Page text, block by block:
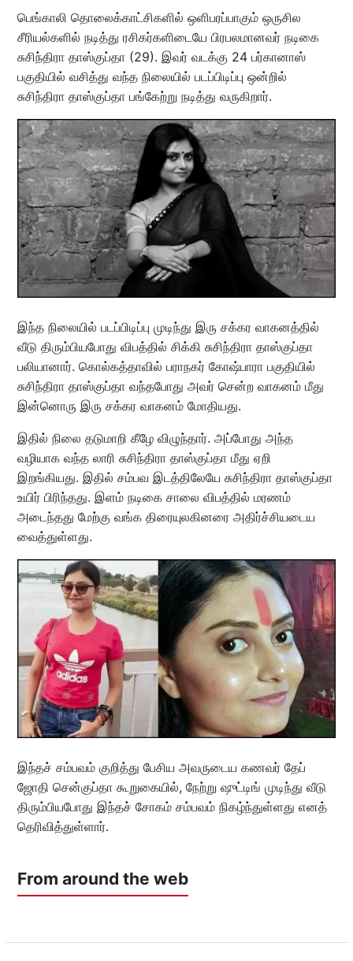
பெங்காலி தொலைக்காட்சிகளில் ஒளிபரப்பாகும் ஒருசில
சீரியல்களில் நடித்து ரசிகர்களிடையே பிரபலமானவர் நடிகை
சுசிந்திரா தாஸ்குப்தா (29). இவர் வடக்கு 24 பர்கானாஸ்
பகுதியில் வசித்து வந்த நிலையில் படப்பிடிப்பு ஒன்றில்
சுசிந்திரா தாஸ்குப்தா பங்கேற்று நடித்து வருகிறார்.
இந்த நிலையில் படப்பிடிப்பு முடிந்து இரு சக்கர வாகனத்தில்
வீடு திரும்பியபோது விபத்தில் சிக்கி சுசிந்திரா தாஸ்குப்தா
பலியானார். கொல்கத்தாவில் பராநகர் கோஷ்பாரா பகுதியில்
சுசிந்திரா தாஸ்குப்தா வந்தபோது அவர் சென்ற வாகனம் மீது
இன்னொரு இரு சக்கர வாகனம் மோதியது.
இதில் நிலை தடுமாறி கீழே விழுந்தார். அப்போது அந்த
வழியாக வந்த லாரி சுசிந்திரா தாஸ்குப்தா மீது ஏறி
இறங்கியது. இதில் சம்பவ இடத்திலேயே சுசிந்திரா தாஸ்குப்தா
உயிர் பிரிந்தது. இளம் நடிகை சாலை விபத்தில் மரணம்
அடைந்தது மேற்கு வங்க திரையுலகினரை அதிர்ச்சியடைய
வைத்துள்ளது.
இந்தச் சம்பவம் குறித்து பேசிய அவருடைய கணவர் தேப்
ஜோதி சென்குப்தா கூறுகையில், நேற்று ஷுட்டிங் முடிந்து வீடு
திரும்பியபோது இந்தச் சோகம் சம்பவம் நிகழ்ந்துள்ளது எனத்
தெரிவித்துள்ளார்.
From around the web